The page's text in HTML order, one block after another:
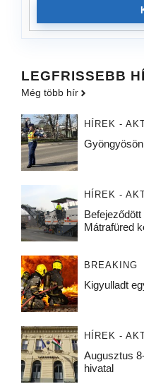
LEGFRISSEBB
Még több hír
HÍREK -
HÍREK -
Mátrafüred
BREAKING
Kigyulladt
HÍREK -
Augusztus
hivatal